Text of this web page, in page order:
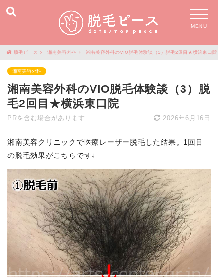
MENU
脱毛ピース 湘南美容外科 湘南美容外科のVIO脱毛体験談（3）脱毛2回目★横浜東口院
湘南美容外科
湘南美容外科のVIO脱毛体験談（3）脱
毛2回目★横浜東口院
PRを含む場合があります 2026年6月16日
湘南美容クリニックで医療レーザー脱毛した結果。1回目
の脱毛効果がこちらです↓